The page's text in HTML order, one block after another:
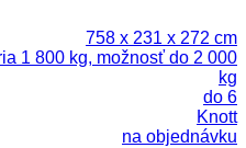
758 x 231 x 272 cm
1 800 kg, možnosť do 2 000
kg
do 6
Knott
na objednávku